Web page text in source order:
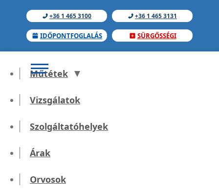
+36 1 465 3100 +36 1 465 3131
IDŐPONTFOGLALÁS SÜRGŐSSÉGI
Műtétek
Vizsgálatok
Szolgáltatóhelyek
Árak
Orvosok
Prosztata MR